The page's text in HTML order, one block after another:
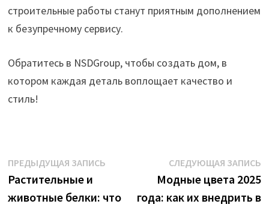
строительные работы станут приятным дополнением
к безупречному сервису.
Обратитесь в NSDGroup, чтобы создать дом, в
котором каждая деталь воплощает качество и
стиль!
Навигация
по
ПРЕДЫДУЩАЯ ЗАПИСЬПредыдущая
Растительные и
животные белки: что
СЛЕДУЮЩАЯ ЗАПИСЬ
Модные цвета 2025
года: как их внедрить в